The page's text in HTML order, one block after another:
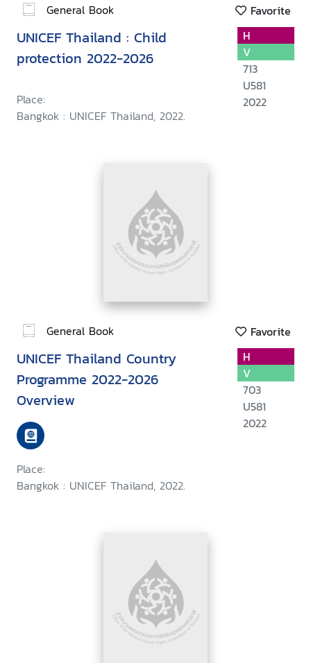
General Book Favorite
UNICEF Thailand : Child
protection 2022-2026
Place:
Bangkok : UNICEF Thailand, 2022.
H
V
713
U581
2022
General Book Favorite
UNICEF Thailand Country
Programme 2022-2026
Overview
Place:
Bangkok : UNICEF Thailand, 2022.
H
V
703
U581
2022